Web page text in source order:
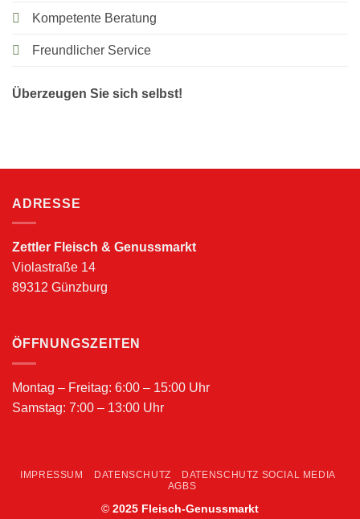
Kompetente Beratung
Freundlicher Service
Überzeugen Sie sich selbst!
ADRESSE
Zettler Fleisch & Genussmarkt
Violastraße 14
89312 Günzburg
ÖFFNUNGSZEITEN
Montag – Freitag: 6:00 – 15:00 Uhr
Samstag: 7:00 – 13:00 Uhr
IMPRESSUM DATENSCHUTZ
DATENSCHUTZ SOCIAL MEDIA
AGBS
© 2025 Fleisch-Genussmarkt